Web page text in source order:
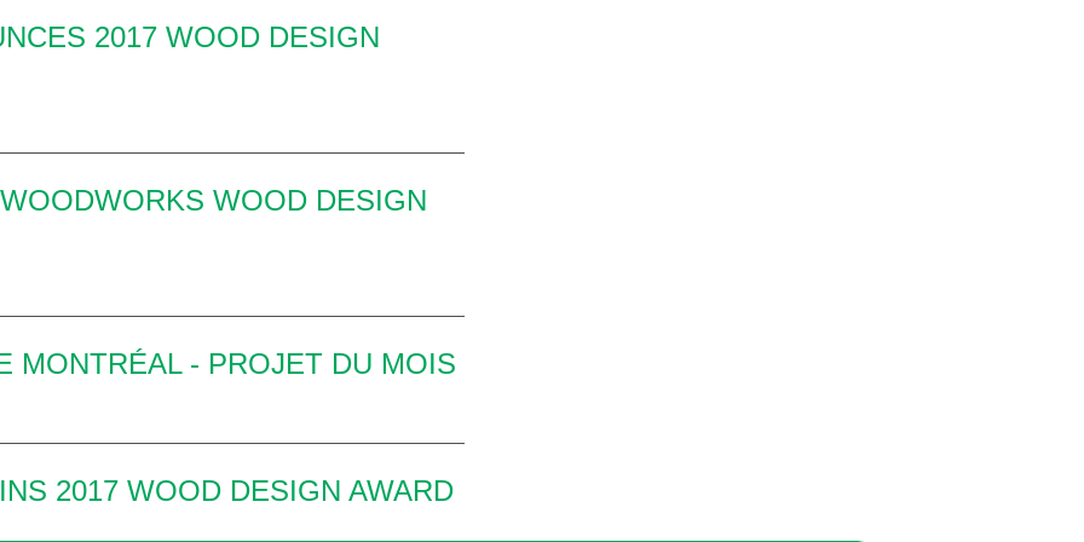
2017 WOOD DESIGN
WOOD DESIGN
MONTRÉAL - PROJET DU MOIS
2017 WOOD DESIGN AWARD